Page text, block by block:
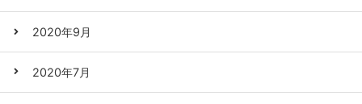
2020年9月
2020年7月